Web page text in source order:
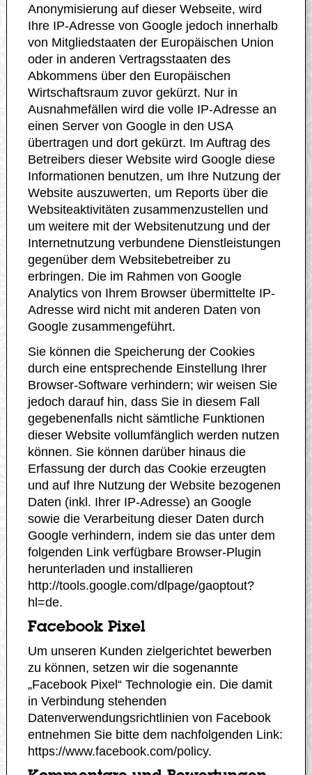
Anonymisierung auf dieser Webseite, wird
Ihre IP-Adresse von Google jedoch innerhalb
von Mitgliedstaaten der Europäischen Union
oder in anderen Vertragsstaaten des
Abkommens über den Europäischen
Wirtschaftsraum zuvor gekürzt. Nur in
Ausnahmefällen wird die volle IP-Adresse an
einen Server von Google in den USA
übertragen und dort gekürzt. Im Auftrag des
Betreibers dieser Website wird Google diese
Informationen benutzen, um Ihre Nutzung der
Website auszuwerten, um Reports über die
Websiteaktivitäten zusammenzustellen und
um weitere mit der Websitenutzung und der
Internetnutzung verbundene Dienstleistungen
gegenüber dem Websitebetreiber zu
erbringen. Die im Rahmen von Google
Analytics von Ihrem Browser übermittelte IP-
Adresse wird nicht mit anderen Daten von
Google zusammengeführt.
Sie können die Speicherung der Cookies
durch eine entsprechende Einstellung Ihrer
Browser-Software verhindern; wir weisen Sie
jedoch darauf hin, dass Sie in diesem Fall
gegebenenfalls nicht sämtliche Funktionen
dieser Website vollumfänglich werden nutzen
können. Sie können darüber hinaus die
Erfassung der durch das Cookie erzeugten
und auf Ihre Nutzung der Website bezogenen
Daten (inkl. Ihrer IP-Adresse) an Google
sowie die Verarbeitung dieser Daten durch
Google verhindern, indem sie das unter dem
folgenden Link verfügbare Browser-Plugin
herunterladen und installieren
http://tools.google.com/dlpage/gaoptout?
hl=de.
Facebook Pixel
Um unseren Kunden zielgerichtet bewerben
zu können, setzen wir die sogenannte
„Facebook Pixel“ Technologie ein. Die damit
in Verbindung stehenden
Datenverwendungsrichtlinien von Facebook
entnehmen Sie bitte dem nachfolgenden Link:
https://www.facebook.com/policy.